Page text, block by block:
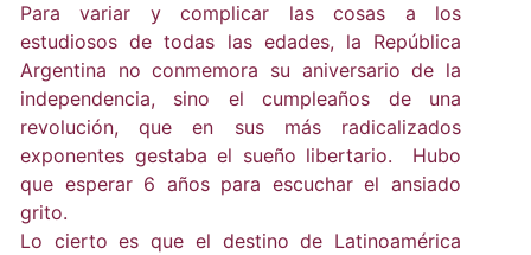
Para variar y complicar las cosas a los
estudiosos de todas las edades, la República
Argentina no conmemora su aniversario de la
independencia, sino el cumpleaños de una
revolución, que en sus más radicalizados
exponentes gestaba el sueño libertario. Hubo
que esperar 6 años para escuchar el ansiado
grito.
Lo cierto es que el destino de Latinoamérica